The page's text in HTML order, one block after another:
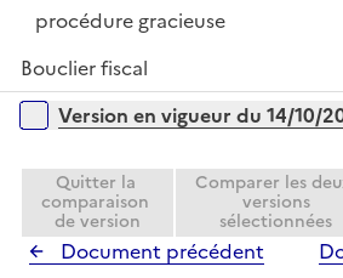
procédure gracieuse
Bouclier fiscal
Versions sur la période
Version en vigueur du 14/10/
Quitter la
comparaison
de version
Comparer les
versions
sélectionnées
Document précédent